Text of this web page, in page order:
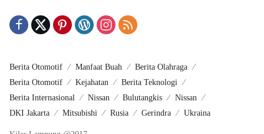
Berita Otomotif Manfaat Buah
Berita Olahraga
Berita Otomotif
Kejahatan
Berita Teknologi
Berita Internasional
Nissan Bulutangkis
Nissan
DKI Jakarta
Mitsubishi Rusia Gerindra Ukraina